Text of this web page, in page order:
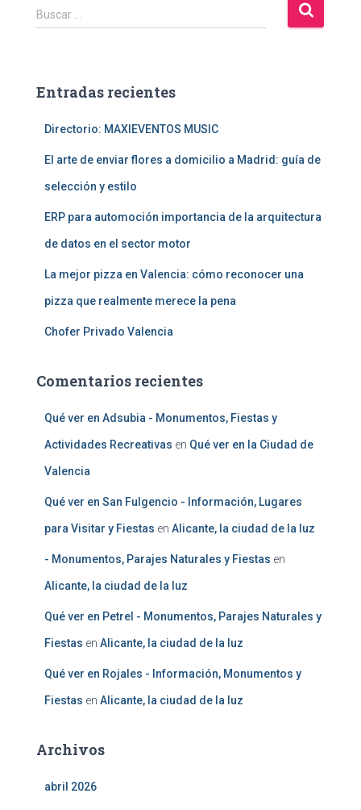
B
u
r
Buscar …
Entradas recientes
Directorio: MAXIEVENTOS MUSIC
El arte de enviar flores a domicilio a Madrid: guía de
selección y estilo
ERP para automoción importancia de la arquitectura
de datos en el sector motor
La mejor pizza en Valencia: cómo reconocer una
pizza que realmente merece la pena
Chofer Privado Valencia
Comentarios recientes
Qué ver en Adsubia - Monumentos, Fiestas y
Actividades Recreativas en Qué ver en la Ciudad de
Valencia
Qué ver en San Fulgencio - Información, Lugares
para Visitar y Fiestas en Alicante, la ciudad de la luz
- Monumentos, Parajes Naturales y Fiestas en
Alicante, la ciudad de la luz
Qué ver en Petrel - Monumentos, Parajes Naturales y
Fiestas en Alicante, la ciudad de la luz
Qué ver en Rojales - Información, Monumentos y
Fiestas en Alicante, la ciudad de la luz
Archivos
abril 2026